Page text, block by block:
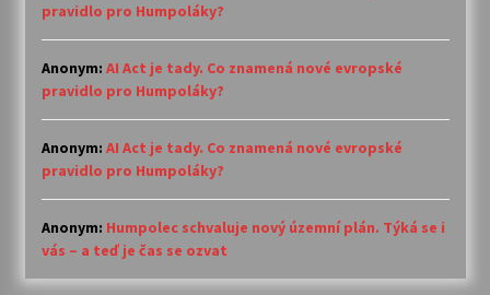
pravidlo pro Humpoláky?
Anonym: AI Act je tady. Co znamená nové evropské
pravidlo pro Humpoláky?
Anonym: AI Act je tady. Co znamená nové evropské
pravidlo pro Humpoláky?
Anonym: Humpolec schvaluje nový územní plán. Týká se i
vás – a teď je čas se ozvat